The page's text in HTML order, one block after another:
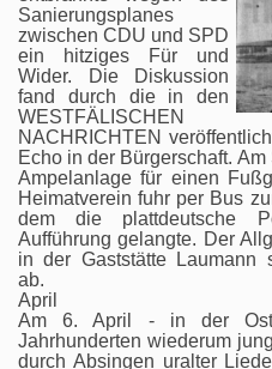
Sanierungsplanes
zwischen CDU und SPD
ein hitziges Für und
Wider. Die Diskussion
fand durch die in den
WESTFÄLISCHEN
NACHRICHTEN
Echo in der Bürgerschaft.
Ampelanlage für einen
Heimatverein fuhr per Bus
dem die plattdeutsche
Aufführung gelangte. Der
in der Gaststätte Laumann
ab.
April
Am 6. April - in der
Jahrhunderten wiederum
durch Absingen uralter